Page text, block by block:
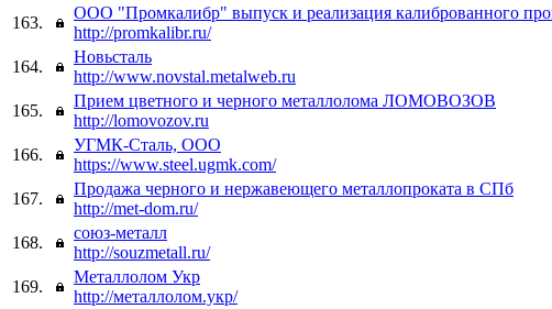
163.
ООО "Промкалибр" выпуск и реализация калиброванного
http://promkalibr.ru/
164.
Новьсталь
http://www.novstal.metalweb.ru
165.
Прием цветного и черного металлолома ЛОМОВОЗОВ
http://lomovozov.ru
166.
УГМК-Сталь, ООО
https://www.steel.ugmk.com/
167.
Продажа черного и нержавеющего металлопроката в СПб
http://met-dom.ru/
168.
союз-металл
http://souzmetall.ru/
169.
Металлолом Укр
http://металлолом.укр/